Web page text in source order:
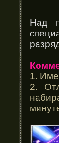
Над
1.
2.